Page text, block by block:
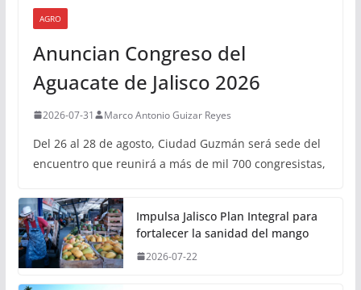
AGRO
Anuncian Congreso del
Aguacate de Jalisco 2026
2026-07-31 Marco Antonio Guizar Reyes
Del 26 al 28 de agosto, Ciudad Guzmán será sede del
encuentro que reunirá a más de mil 700 congresistas,
Impulsa Jalisco Plan Integral para
fortalecer la sanidad del mango
2026-07-22